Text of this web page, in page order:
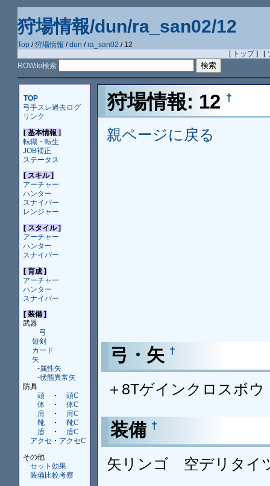
狩場情報/dun/ra_san02/12
Top /狩場情報 /dun /ra_san02 / 12
[ トップ] [
ROWiki検索
TOP
弓手スレ過去ログ
リンク
[ 基本情報 ]
転職・転生
JOB補正
ステータス
[ スキル ]
アーチャー
ハンター
スナイパー
レンジャー
[ スタイル ]
アーチャー
ハンター
スナイパー
[ 育成 ]
アーチャー
ハンター
スナイパー
[ 装備 ]
武器
弓
短剣
カード
矢
-属性矢
-状態異常矢
防具
頭
・
頭C
体
・
体C
肩
・
肩C
靴
・
靴C
盾
・
盾C
アクセ ・ アクセC
その他
セット効果
装備比較考察
狩場情報: 12 †
親ページに戻る
弓・矢 †
＋8Tゲインクロスボ
装備 †
矢リンゴ 空デリタ